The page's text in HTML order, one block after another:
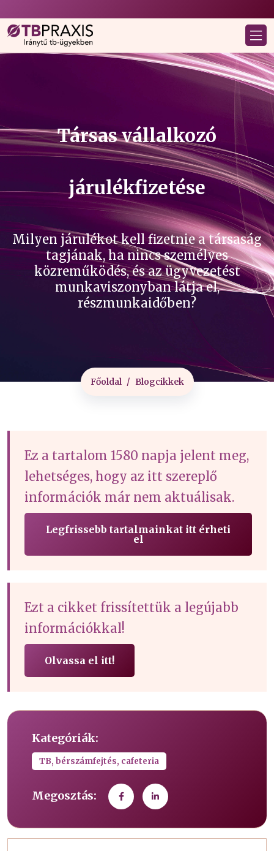
Társas vállalkozó
járulékfizetése
Milyen járulékot kell fizetnie a társaság
tagjának, ha nincs személyes
közreműködés, és az ügyvezetést
munkaviszonyban látja el,
részmunkaidőben?
Főoldal Blogcikkek
Ez a tartalom 1580 napja jelent meg,
lehetséges, hogy az itt szereplő
információk már nem aktuálisak.
Legfrissebb tartalmainkat itt érheti
el
Ezt a cikket frissítettük a legújabb
információkkal!
Olvassa el itt!
Kategóriák:
TB, bérszámfejtés, cafeteria
Megosztás: